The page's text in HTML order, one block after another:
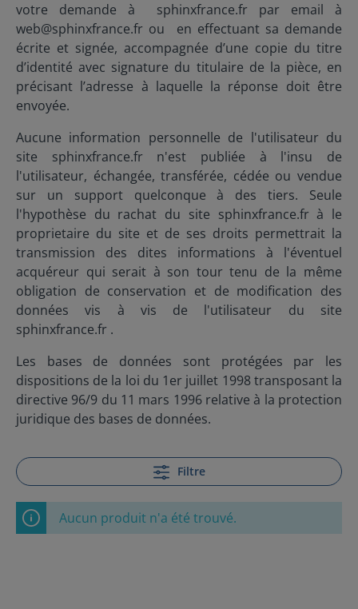
votre demande à sphinxfrance.fr par email à
web@sphinxfrance.fr ou en effectuant sa demande
écrite et signée, accompagnée d’une copie du titre
d’identité avec signature du titulaire de la pièce, en
précisant l’adresse à laquelle la réponse doit être
envoyée.
Aucune information personnelle de l'utilisateur du
site sphinxfrance.fr n'est publiée à l'insu de
l'utilisateur, échangée, transférée, cédée ou vendue
sur un support quelconque à des tiers. Seule
l'hypothèse du rachat du site sphinxfrance.fr à le
proprietaire du site et de ses droits permettrait la
transmission des dites informations à l'éventuel
acquéreur qui serait à son tour tenu de la même
obligation de conservation et de modification des
données vis à vis de l'utilisateur du site
sphinxfrance.fr .
Les bases de données sont protégées par les
dispositions de la loi du 1er juillet 1998 transposant la
directive 96/9 du 11 mars 1996 relative à la protection
juridique des bases de données.
Filtre
Aucun produit n'a été trouvé.